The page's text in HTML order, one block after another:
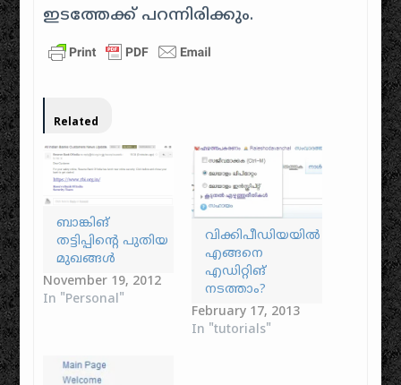
ഇടത്തേക്ക് പറന്നിരിക്കും.
Related
ബാങ്കിങ്
തട്ടിപ്പിന്റെ പുതിയ
മുഖങ്ങൾ
November 19, 2012
In "Personal"
വിക്കിപീഡിയയിൽ
എങ്ങനെ
എഡിറ്റിങ്
നടത്താം?
February 17, 2013
In "tutorials"